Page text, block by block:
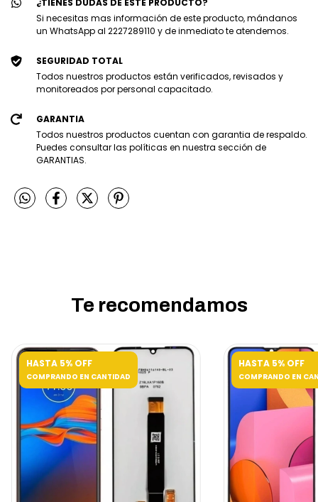
Si necesitas mas información de este producto, mándanos
un WhatsApp al 2227289110 y de inmediato te atendemos.
SEGURIDAD TOTAL
Todos nuestros productos están verificados, revisados y
monitoreados por personal capacitado.
GARANTIA
Todos nuestros productos cuentan con garantia de respaldo.
Puedes consultar las políticas en nuestra sección de
GARANTIAS.
Te recomendamos
HASTA 5% OFF
COMPRANDO EN CANTIDAD
HASTA 5% OFF
COMPRANDO EN